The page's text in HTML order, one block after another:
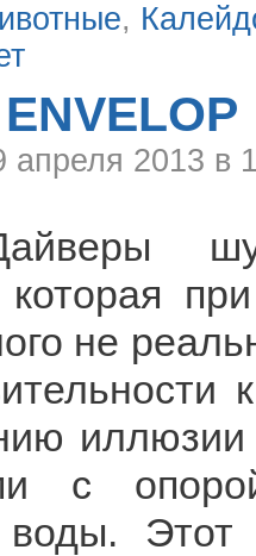
,
апреля 2013 в
не
с
воды.